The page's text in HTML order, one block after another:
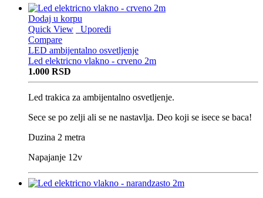
Dodaj u korpu
Quick View
Uporedi
Compare
LED ambijentalno osvetljenje
Led elektricno vlakno - crveno 2m
1.000 RSD
Led trakica za ambijentalno osvetljenje.
Sece se po zelji ali se ne nastavlja. Deo koji se isece se baca!
Duzina 2 metra
Napajanje 12v